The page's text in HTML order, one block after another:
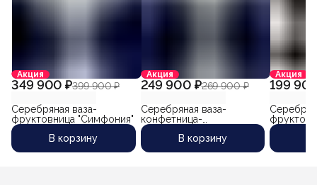
Акция
349 900 ₽399 900 ₽
Серебряная ваза-
фруктовница "Симфония"
В корзину
Акция
249 900 ₽269 900 ₽
Серебряная ваза-
конфетница-
фруктовница "Орфей-4"
В корзину
Акция
199